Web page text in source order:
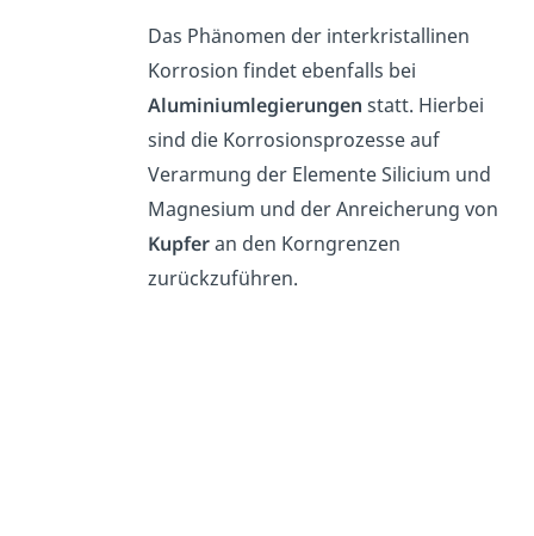
Das Phänomen der interkristallinen
Korrosion findet ebenfalls bei
Aluminiumlegierungen statt. Hierbei
sind die Korrosionsprozesse auf
Verarmung der Elemente Silicium und
Magnesium und der Anreicherung von
Kupferan den Korngrenzen
zurückzuführen.